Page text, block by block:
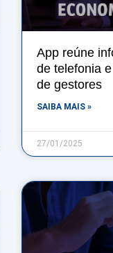
App reúne
de telefonia
de gestores
SAIBA MAIS »
27/01/2025